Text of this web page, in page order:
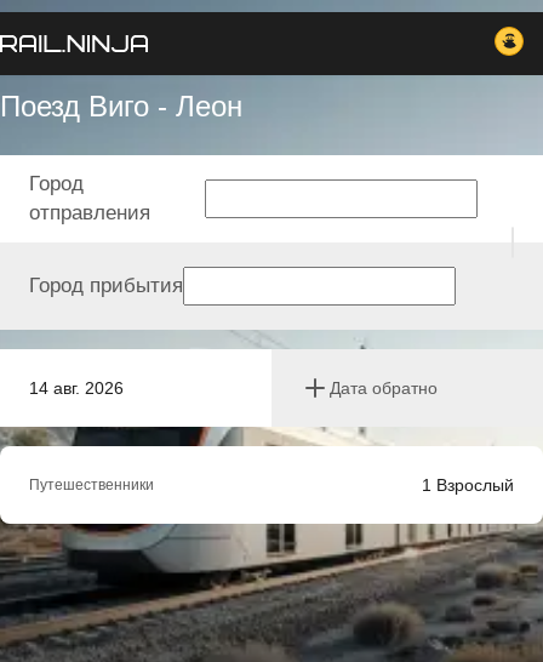
Поезд Виго - Леон
14 авг. 2026 Дата обратно
Город
отправления
Город прибытия
Путешественники 1 Взрослый